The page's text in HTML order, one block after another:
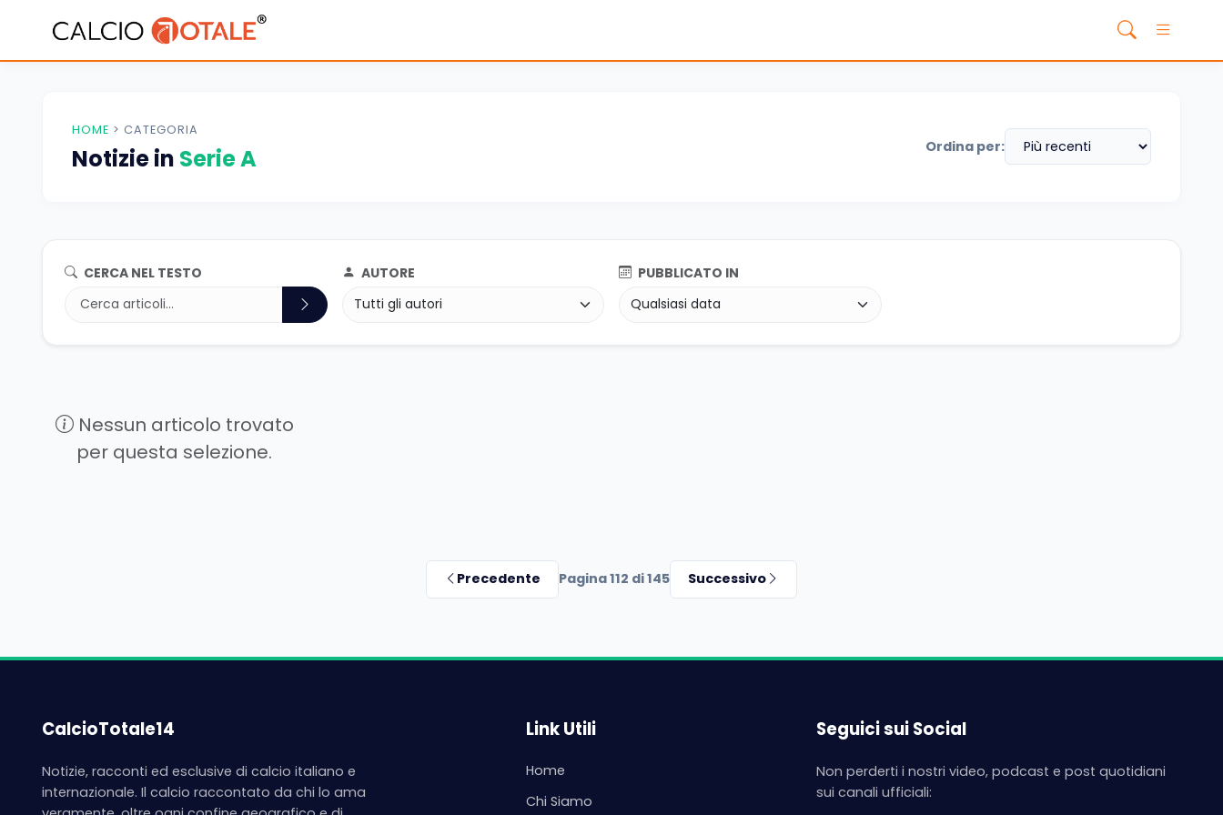
HOME > CATEGORIA
Notizie in Serie A Ordina per:
CERCA NEL TESTO AUTORE PUBBLICATO IN
Nessun articolo trovato
per questa selezione.
Precedente Pagina 112 di 145 Successivo
CalcioTotale14
Notizie, racconti ed esclusive di calcio italiano e
internazionale. Il calcio raccontato da chi lo ama
Link Utili
Home
Chi Siamo
Seguici sui Social
Non perderti i nostri video, podcast e post quotidiani
sui canali ufficiali: